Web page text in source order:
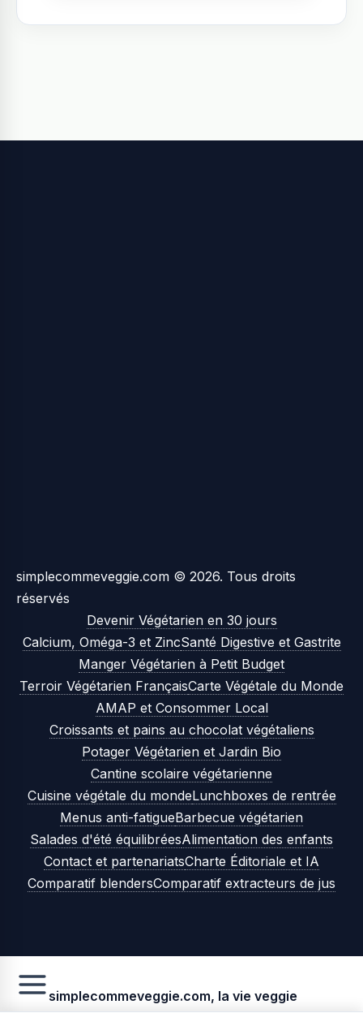
simplecommeveggie.com © 2026. Tous droits
réservés
Devenir Végétarien en 30 jours
Calcium, Oméga-3 et ZincSanté Digestive et Gastrite
Manger Végétarien à Petit Budget
Terroir Végétarien FrançaisCarte Végétale du Monde
AMAP et Consommer Local
Croissants et pains au chocolat végétaliens
Potager Végétarien et Jardin Bio
Cantine scolaire végétarienne
Cuisine végétale du mondeLunchboxes de rentrée
Menus anti-fatigueBarbecue végétarien
Salades d'été équilibréesAlimentation des enfants
Contact et partenariatsCharte Éditoriale et IA
Comparatif blendersComparatif extracteurs de jus
simplecommeveggie.com, la vie veggie